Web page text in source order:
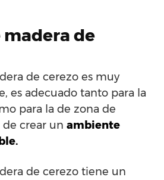
de
de cerezo es muy
es adecuado tanto para la
para la de zona de
crear un ambiente
de cerezo tiene un